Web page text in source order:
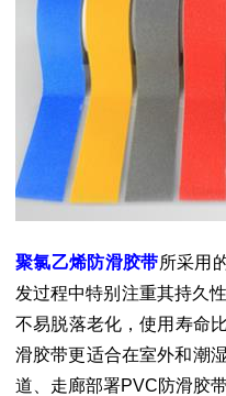
聚氯乙烯防滑胶带所采用
发过程中特别注重其持久
不易脱落老化，使用寿命
滑胶带更适合在室外和潮
道、走廊部署PVC防滑胶